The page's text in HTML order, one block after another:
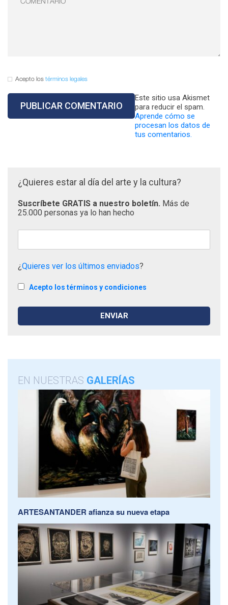
Acepto los términos legales
Este sitio usa Akismet
para reducir el spam.
Aprende cómo se
procesan los datos de
tus comentarios.
¿Quieres estar al día del arte y la cultura?
Suscríbete GRATIS a nuestro boletín. Más de
25.000 personas ya lo han hecho
¿Quieres ver los últimos enviados?
Acepto los términos y condiciones
EN NUESTRAS GALERÍAS
ARTESANTANDER afianza su nueva etapa